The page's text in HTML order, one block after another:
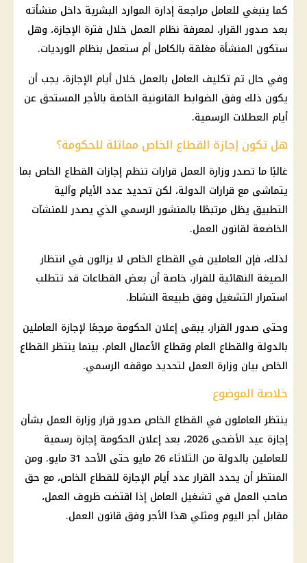
كما ينبغي للعامل مراجعة إدارة الموارد البشرية داخل منشأته
بعد صدور القرار، لمعرفة نظام العمل خلال فترة الإجازة، وهل
ستكون المنشأة مغلقة بالكامل أم ستعمل بنظام الورديات.
وفي حال تم تكليف العامل بالعمل خلال أيام الإجازة، يجب أن
يكون ذلك وفق الضوابط القانونية الخاصة بالأجر المستحق عن
أيام العطلات الرسمية.
هل تكون إجازة القطاع الخاص مماثلة للحكومة؟
غالبًا ما تصدروزارة العمل قرارات تنظم إجازات القطاع الخاص بما
يتماشى مع قرارات الدولة، لكن تحديد عدد الأيام وآلية
التطبيق يظل مرتبطًا بالمنشور الرسمي الذي يصدر للمنشآت
الخاضعة لقانون العمل.
لذلك، فإن العاملين في القطاع الخاص لا يزالون في انتظار
الصيغة النهائية للقرار، خاصة أن بعض القطاعات قد تتطلب
استمرار التشغيل وفق طبيعة النشاط.
وحتى صدور القرار، يبقى إعلان الحكومة مرجعًا لإجازة العاملين
بالدولة والقطاع العام وقطاع الأعمال العام، بينما ينتظرالقطاع
الخاص بيان وزارة العمل لتحديد موقفه الرسمي.
خلاصة الموضوع
ينتظر العاملون في القطاع الخاص صدور قراروزارة العمل بشأن
إجازة عيد الأضحى 2026
، بعد إعلان الحكومة إجازة رسمية
للعاملين بالدولة من الثلاثاء 26 مايو حتى الأحد 31 مايو. ومن
المنتظر أن يحدد القرار عدد أيام الإجازة للقطاع الخاص، مع حق
صاحب العمل في تشغيل العامل إذا اقتضت ظروف العمل،
مقابل أجر اليوم ومثلي هذا الأجر وفق قانون العمل.